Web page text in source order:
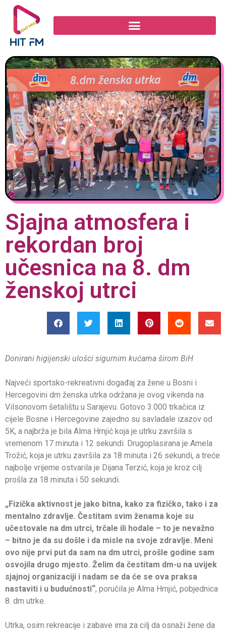
Sjajna atmosfera i
rekordan broj
učesnica na 8. dm
ženskoj utrci
Donirani higijenski ulošci sigurnim kućama širom BiH
Najveći sportsko-rekreativni događaj za žene u Bosni i
Hercegovini dm ženska utrka održana je ovog vikenda na
Vilsonovom šetalištu u Sarajevu. Gotovo 3.000 trkačica iz
cijele Bosne i Hercegovine zajedno su savladale izazov od
5K, a najbrža je bila Alma Hrnjić koja je utrku završila s
vremenom 17 minuta i 12 sekundi. Drugoplasirana je Amela
Trožić, koja je utrku završila za 18 minuta i 26 sekundi, a treće
najbolje vrijeme ostvarila je Dijana Terzić, koja je kroz cilj
prošla za 18 minuta i 50 sekundi.
„Fizička aktivnost je jako bitna, kako za fizičko, tako i za
mentalno zdravlje. Čestitam svim ženama koje su
učestovale na dm utrci, trčale ili hodale – to je nevažno
– bitno je da su došle i da misle na svoje zdravlje. Meni
ovo nije prvi put da sam na dm utrci, prošle godine sam
osvojila drugo mjesto. Želim da čestitam dm-u na uvijek
sjajnoj organizaciji i nadam se da će se ova praksa
nastaviti i u budućnosti“, poručila je Alma Hrnjić, pobjednica
8. dm utrke.
Utrka, osim rekreacije i zabave ima za cilj da osnaži žene da